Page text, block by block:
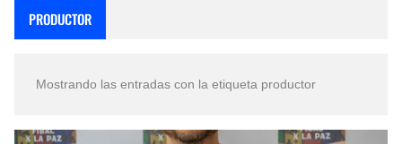
San Valentín Dibujos a Lápiz del 14 de Febrero
PRODUCTOR
Mostrando las entradas con la etiqueta productor